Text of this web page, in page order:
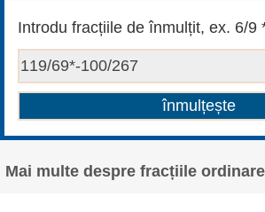
Introdu fracțiile de înmulțit, ex. 6/9
Mai multe despre fracțiile